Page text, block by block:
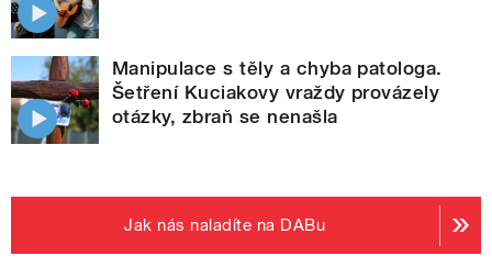
Manipulace s těly a chyba patologa.
Šetření Kuciakovy vraždy provázely
otázky, zbraň se nenašla
Jak nás naladíte na DABu